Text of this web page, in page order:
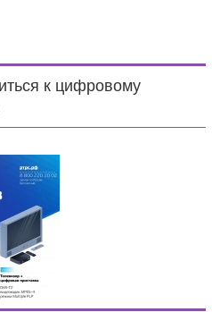
к цифровому